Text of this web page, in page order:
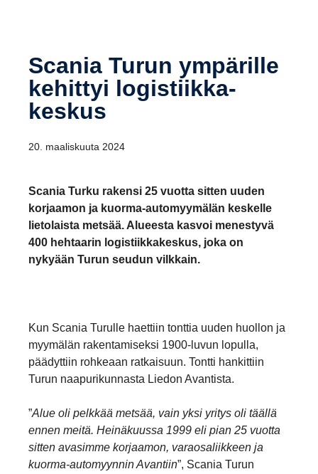
Scania Turun ympärille
kehittyi logis­tiik­ka­
keskus
20. maaliskuuta 2024
Scania Turku rakensi 25 vuotta sitten uuden
korjaamon ja kuorma-automyymälän keskelle
lietolaista metsää. Alueesta kasvoi menestyvä
400 hehtaarin logistiikkakeskus, joka on
nykyään Turun seudun vilkkain.
Kun Scania Turulle haettiin tonttia uuden huollon ja
myymälän rakentamiseksi 1900-luvun lopulla,
päädyttiin rohkeaan ratkaisuun. Tontti hankittiin
Turun naapurikunnasta Liedon Avantista.
”Alue oli pelkkää metsää, vain yksi yritys oli täällä
ennen meitä. Heinäkuussa 1999 eli pian 25 vuotta
sitten avasimme korjaamon, varaosaliikkeen ja
kuorma-automyynnin Avantiin”, Scania Turun